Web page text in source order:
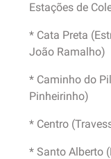
Estações de
* Cata Preta
João Ramalho)
* Caminho do
Pinheirinho)
* Centro
* Santo Alberto